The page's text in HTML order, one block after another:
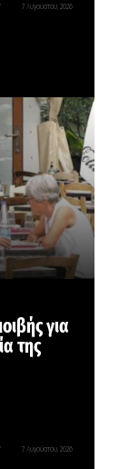
7 Αυγούστου, 2026
για
της
7 Αυγούστου, 2026